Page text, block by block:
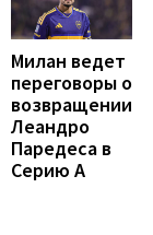
Милан ведет
переговоры о
возвращении
Леандро
Паредеса в
Серию А